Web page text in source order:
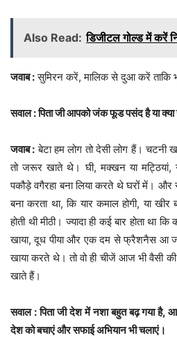
Also Read: डिजीटल गोल्ड में करें
जवाब :सुमिरन करें, मालिक से दुआ करें ताकि
सवाल : पिता जी आपको जंक फूड पसंद है या
जवाब : बेटा हम लोग तो देसी लोग हैं। चटनी
तो जरूर खाते थे। घी, मक्खन या
पकौड़े वगैरहा बना लिया करते थे घरों में। और
बना करता था, कि यार कमाल होगी, या
होती थी मीठी। ज्यादा ही कई बार होता
खाया, दूध पीया और एक दम से फ्रैशनैस आ
खाया करते थे। तो वो ही चीजें आज भी वैसी
खाते हैं।
सवाल : पिता जी देश में नशा बहुत बढ़ गया
देश को बचाएं और सफाई अभियान भी चलाएं।